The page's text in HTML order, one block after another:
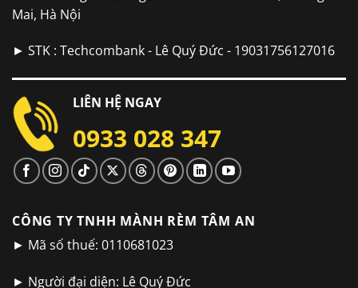
Mai, Hà Nội
► STK : Techcombank - Lê Quý Đức - 19031756127016
LIÊN HỆ NGAY
0933 028 347
CÔNG TY TNHH MÀNH RÈM TÂM AN
► Mã số thuế: 0110681023
► Người đại diện: Lê Quý Đức